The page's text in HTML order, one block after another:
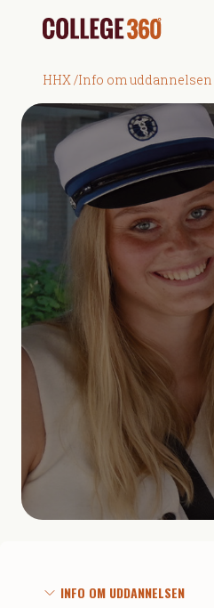
HHX/Info om uddannelsen
INFO OM UDDANNELSEN